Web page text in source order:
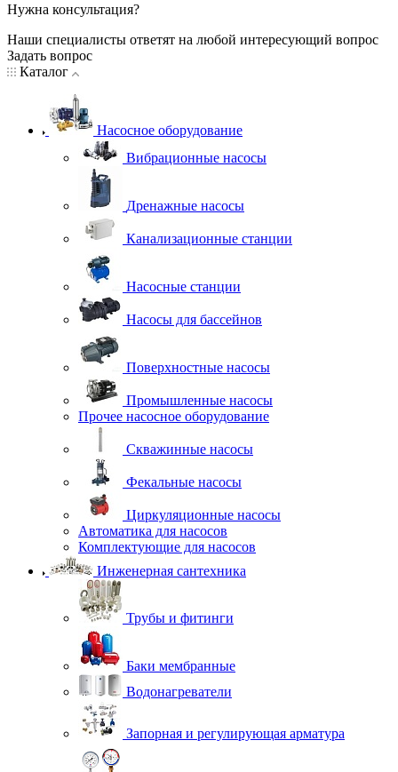
Нужна консультация?
Наши специалисты ответят на любой интересующий вопрос
Задать вопрос
Каталог
Насосное оборудование
Вибрационные насосы
Дренажные насосы
Канализационные станции
Насосные станции
Насосы для бассейнов
Поверхностные насосы
Промышленные насосы
Прочее насосное оборудование
Скважинные насосы
Фекальные насосы
Циркуляционные насосы
Автоматика для насосов
Комплектующие для насосов
Инженерная сантехника
Трубы и фитинги
Баки мембранные
Водонагреватели
Запорная и регулирующая арматура